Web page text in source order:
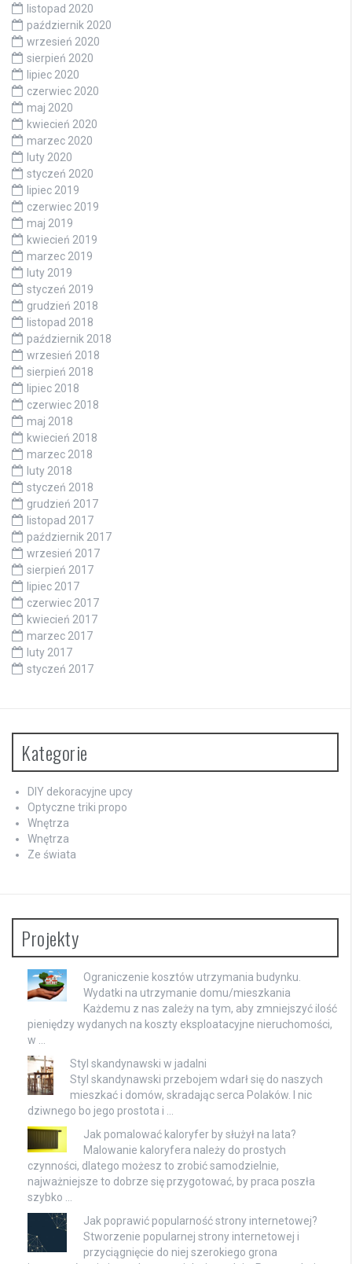
listopad 2020
październik 2020
wrzesień 2020
sierpień 2020
lipiec 2020
czerwiec 2020
maj 2020
kwiecień 2020
marzec 2020
luty 2020
styczeń 2020
lipiec 2019
czerwiec 2019
maj 2019
kwiecień 2019
marzec 2019
luty 2019
styczeń 2019
grudzień 2018
listopad 2018
październik 2018
wrzesień 2018
sierpień 2018
lipiec 2018
czerwiec 2018
maj 2018
kwiecień 2018
marzec 2018
luty 2018
styczeń 2018
grudzień 2017
listopad 2017
październik 2017
wrzesień 2017
sierpień 2017
lipiec 2017
czerwiec 2017
kwiecień 2017
marzec 2017
luty 2017
styczeń 2017
Kategorie
DIY dekoracyjne upcy
Optyczne triki propo
Wnętrza
Wnętrza
Ze świata
Projekty
Ograniczenie kosztów utrzymania budynku.
Wydatki na utrzymanie domu/mieszkania
Każdemu z nas zależy na tym, aby zmniejszyć ilość
pieniędzy wydanych na koszty eksploatacyjne nieruchomości,
w …
Styl skandynawski w jadalni
Styl skandynawski przebojem wdarł się do naszych
mieszkać i domów, skradając serca Polaków. I nic
dziwnego bo jego prostota i …
Jak pomalować kaloryfer by służył na lata?
Malowanie kaloryfera należy do prostych
czynności, dlatego możesz to zrobić samodzielnie,
najważniejsze to dobrze się przygotować, by praca poszła
szybko …
Jak poprawić popularność strony internetowej?
Stworzenie popularnej strony internetowej i
przyciągnięcie do niej szerokiego grona